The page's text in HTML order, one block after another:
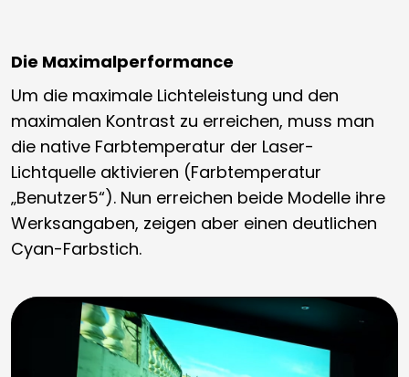
Die Maximalperformance
Um die maximale Lichteleistung und den
maximalen Kontrast zu erreichen, muss man
die native Farbtemperatur der Laser-
Lichtquelle aktivieren (Farbtemperatur
„Benutzer5“). Nun erreichen beide Modelle ihre
Werksangaben, zeigen aber einen deutlichen
Cyan-Farbstich.